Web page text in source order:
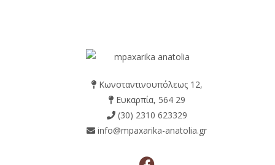
Κωνσταντινουπόλεως 12,
Ευκαρπία, 564 29
(30) 2310 623329
info@mpaxarika-anatolia.gr